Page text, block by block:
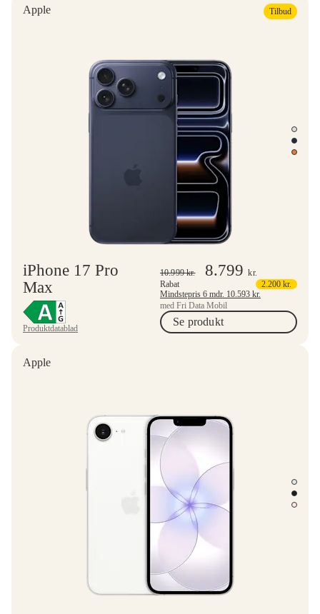
Apple Tilbud
iPhone 17 Pro
Max
Produktdatablad
10.999kr. 8.799kr.
Rabat
2.200 kr.
Mindstepris 6 mdr. 10.593 kr.
med Fri Data Mobil
Se produkt
Apple